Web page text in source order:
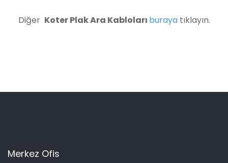
Diğer Koter Plak Ara Kabloları burayatıklayın.
Merkez Ofis